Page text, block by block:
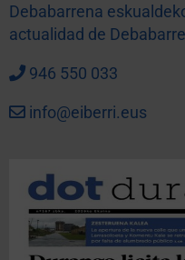
Debabarrena
actualidad de
946 550 033
info@eiberri.eus